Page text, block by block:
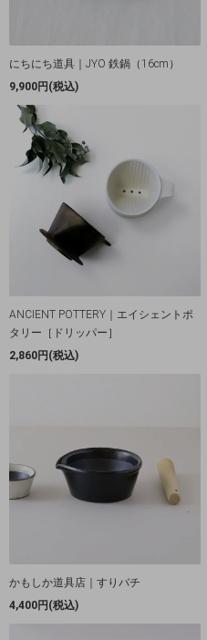
にちにち道具｜JYO 鉄鍋（16cm）
9,900円(税込)
ANCIENT POTTERY｜エイシェントポ
タリー［ドリッパー］
2,860円(税込)
かもしか道具店｜すりバチ
4,400円(税込)